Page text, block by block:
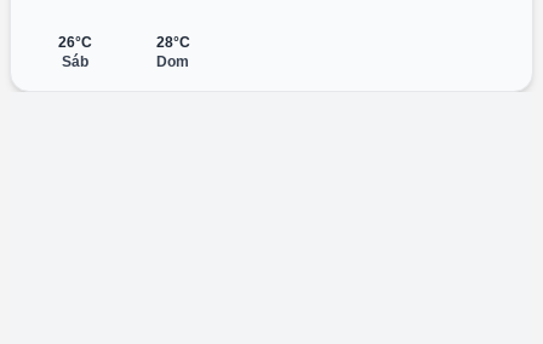
26°C
Sáb
28°C
Dom